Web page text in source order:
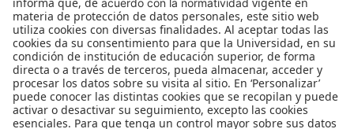
transformando de qué se habla en el género y
cómo se hace: ya no estamos ante artistas
amateurs, es gente que se dedica completamente a
la música.
Uno de los marimberos con más dedicatorias es “el
gavilán mayor”. El gavilán mayor era Raúl Jacobo